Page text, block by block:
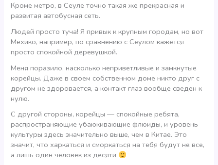
Кроме метро, в Сеуле точно такая же прекрасная и
развитая автобусная сеть.
Людей просто туча! Я привык к крупным городам, но вот
Мехико, например, по сравнению с Сеулом кажется
просто спокойной деревушкой.
Меня поразило, насколько неприветливые и замкнутые
корейцы. Даже в своем собственном доме никто друг с
другом не здоровается, а контакт глаз вообще сведен к
нулю.
С другой стороны, корейцы — спокойные ребята,
распространяющие убаюкивающие флюиды, и уровень
культуры здесь значительно выше, чем в Китае. Это
значит, что харкаться и сморкаться на тебя будут не все,
а лишь один человек из десяти